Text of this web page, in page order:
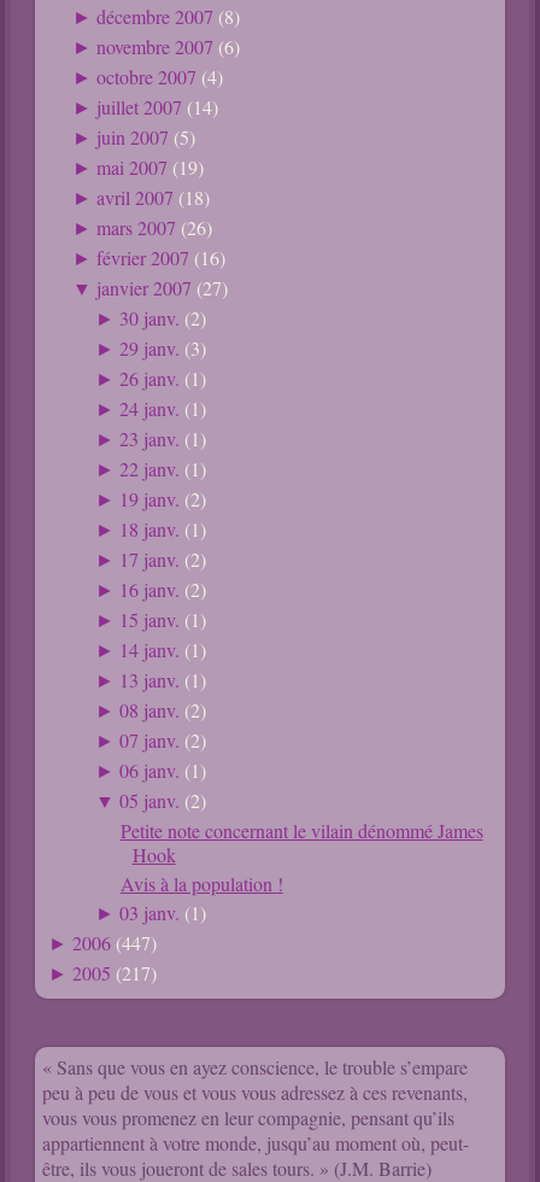
► décembre 2007 (8)
► novembre 2007 (6)
► octobre 2007 (4)
► juillet 2007 (14)
► juin 2007 (5)
► mai 2007 (19)
► avril 2007 (18)
► mars 2007 (26)
► février 2007 (16)
▼ janvier 2007 (27)
► 30 janv. (2)
► 29 janv. (3)
► 26 janv. (1)
► 24 janv. (1)
► 23 janv. (1)
► 22 janv. (1)
► 19 janv. (2)
► 18 janv. (1)
► 17 janv. (2)
► 16 janv. (2)
► 15 janv. (1)
► 14 janv. (1)
► 13 janv. (1)
► 08 janv. (2)
► 07 janv. (2)
► 06 janv. (1)
▼ 05 janv. (2)
Petite note concernant le vilain dénommé James
Hook
Avis à la population !
► 03 janv. (1)
►2006 (447)
►2005 (217)
« Sans que vous en ayez conscience, le trouble s’empare
peu à peu de vous et vous vous adressez à ces revenants,
vous vous promenez en leur compagnie, pensant qu’ils
appartiennent à votre monde, jusqu’au moment où, peut-
être, ils vous joueront de sales tours. » (J.M. Barrie)